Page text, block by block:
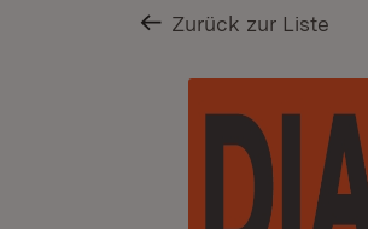
Zurück zur Liste